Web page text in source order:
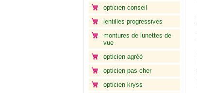
opticien conseil
lentilles progressives
montures de lunettes de
vue
opticien agréé
opticien pas cher
opticien kryss